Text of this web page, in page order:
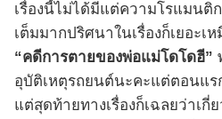
เรื่องนี้ไม่ได้มีแต่ความโรแมนติ
เต็มมากปริศนาในเรื่องก็เยอะเ
“คดีการตายของพ่อแม่โดโดฮี”
อุบัติเหตุรถยนต์นะคะแต่ตอนแร
แต่สุดท้ายทางเรื่องก็เฉลยว่าเ